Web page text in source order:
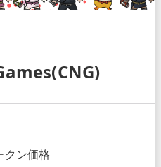
クン価格